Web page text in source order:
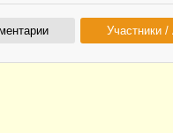
Участники /